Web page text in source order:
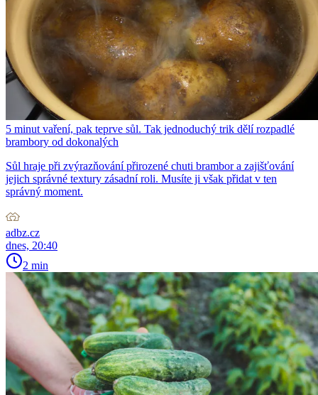
5 minut vaření, pak teprve sůl. Tak jednoduchý trik dělí rozpadlé
brambory od dokonalých
Sůl hraje při zvýrazňování přirozené chuti brambor a zajišťování
jejich správné textury zásadní roli. Musíte ji však přidat v ten
správný moment.
adbz.cz
dnes, 20:40
2 min